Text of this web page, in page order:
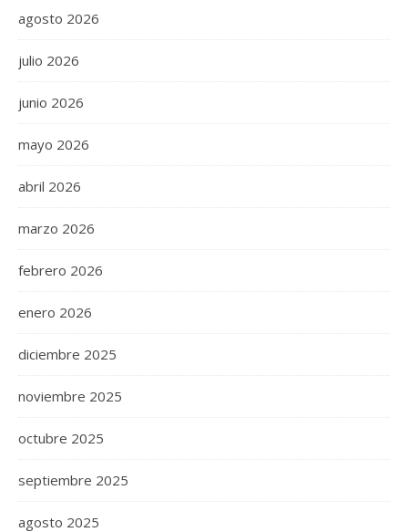
agosto 2026
julio 2026
junio 2026
mayo 2026
abril 2026
marzo 2026
febrero 2026
enero 2026
diciembre 2025
noviembre 2025
octubre 2025
septiembre 2025
agosto 2025